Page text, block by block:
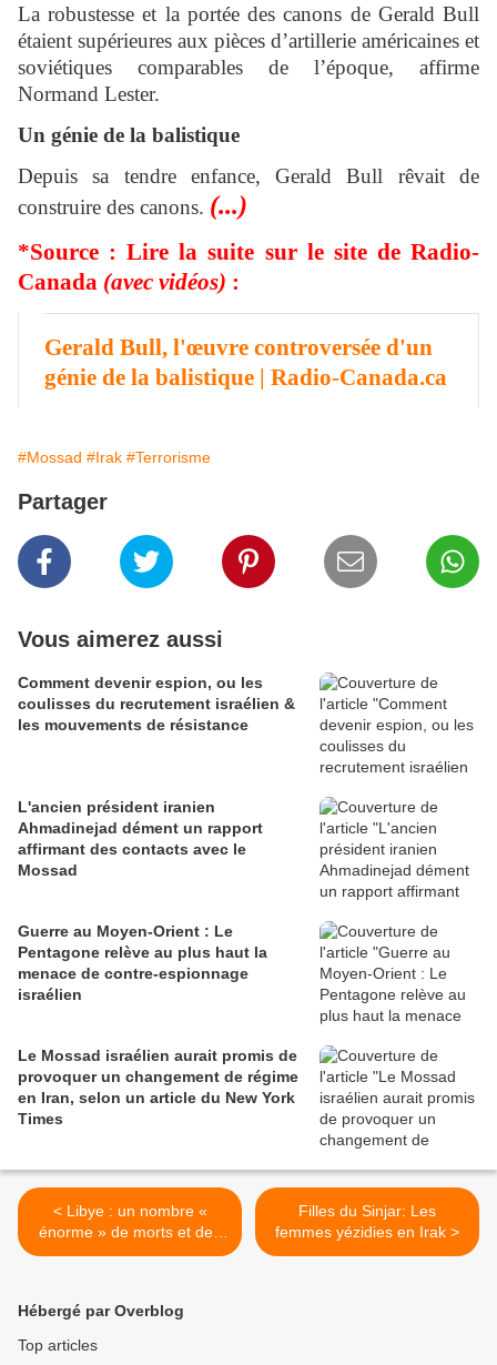
La robustesse et la portée des canons de Gerald Bull
étaient supérieures aux pièces d’artillerie américaines et
soviétiques comparables de l’époque, affirme
Normand Lester.
Un génie de la balistique
Depuis sa tendre enfance, Gerald Bull rêvait de
construire des canons. (...)
*Source : Lire la suite sur le site de Radio-
Canada (avec vidéos) :
Gerald Bull, l'œuvre controversée d'un
génie de la balistique | Radio-Canada.ca
#Mossad #Irak #Terrorisme
Partager
Vous aimerez aussi
Comment devenir espion, ou les
coulisses du recrutement israélien &
les mouvements de résistance
L'ancien président iranien
Ahmadinejad dément un rapport
affirmant des contacts avec le
Mossad
Guerre au Moyen-Orient : Le
Pentagone relève au plus haut la
menace de contre-espionnage
israélien
Le Mossad israélien aurait promis de
provoquer un changement de régime
en Iran, selon un article du New York
Times
< Libye : un nombre «
énorme » de morts et des
milliers de disparus dans
Filles du Sinjar: Les
femmes yézidies en Irak >
Hébergé par Overblog
Top articles